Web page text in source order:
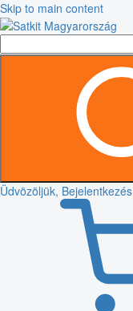
Skip to main content
Üdvözöljük, Bejelentkezés